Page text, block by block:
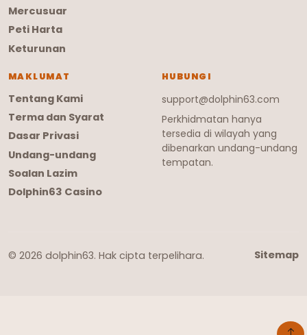
Mercusuar
Peti Harta
Keturunan
MAKLUMAT
Tentang Kami
Terma dan Syarat
Dasar Privasi
Undang-undang
Soalan Lazim
Dolphin63 Casino
HUBUNGI
support@dolphin63.com
Perkhidmatan hanya
tersedia di wilayah yang
dibenarkan undang-undang
tempatan.
© 2026 dolphin63. Hak cipta terpelihara. Sitemap